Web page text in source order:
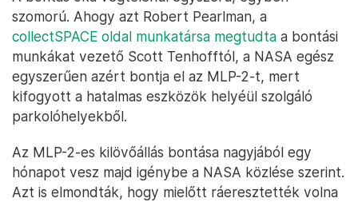
szomorú. Ahogy azt Robert Pearlman, a
collectSPACE oldal munkatársa megtudta a bontási
munkákat vezető Scott Tenhofftól, a NASA egész
egyszerűen azért bontja el az MLP-2-t, mert
kifogyott a hatalmas eszközök helyéül szolgáló
parkolóhelyekből.
Az MLP-2-es kilövőállás bontása nagyjából egy
hónapot vesz majd igénybe a NASA közlése szerint.
Azt is elmondták, hogy mielőtt ráeresztették volna